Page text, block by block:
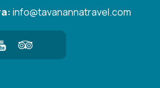
info@tavanannatravel.com